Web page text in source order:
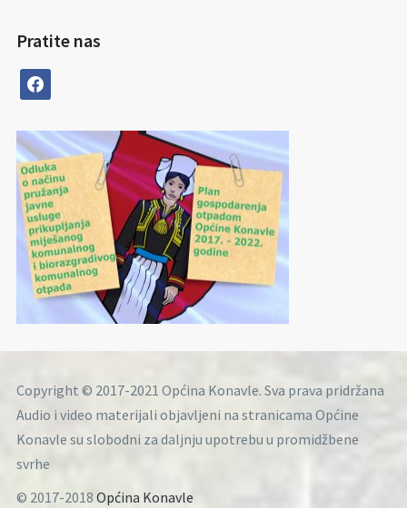
Pratite nas
facebook
Copyright © 2017-2021 Općina Konavle. Sva prava pridržana
Audio i video materijali objavljeni na stranicama Općine
Konavle su slobodni za daljnju upotrebu u promidžbene
svrhe
© 2017-2018 Općina Konavle